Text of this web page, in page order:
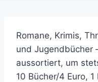
Romane, Krimis,
und Jugendbücher
aussortiert, um
10 Bücher/4 Euro,